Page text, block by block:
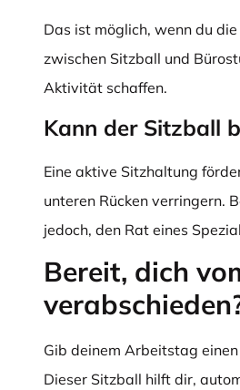
Das ist möglich, wenn du
zwischen Sitzball und
Aktivität schaffen.
Kann der Sitzball
Eine aktive Sitzhaltung
unteren Rücken verringern.
jedoch, den Rat eines
Bereit, dich
Gib deinem Arbeitstag
Dieser Sitzball hilft dir,